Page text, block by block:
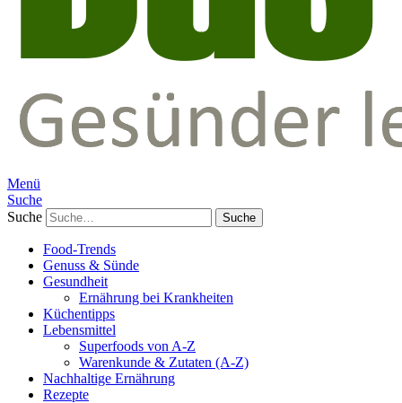
Menü
Suche
Suche
Food-Trends
Genuss & Sünde
Gesundheit
Ernährung bei Krankheiten
Küchentipps
Lebensmittel
Superfoods von A-Z
Warenkunde & Zutaten (A-Z)
Nachhaltige Ernährung
Rezepte